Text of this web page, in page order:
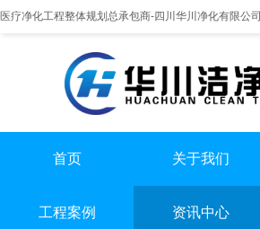
医疗净化工程整体规划总承包商-四川华川净化有限公司
提供实医疗净化整体解决方案
首页 关于我们
工程案例 资讯中心